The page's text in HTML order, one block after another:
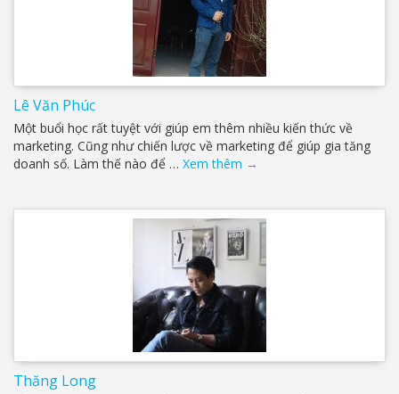
Lê Văn Phúc
Một buổi học rất tuyệt với giúp em thêm nhiều kiến thức về
marketing. Cũng như chiến lược về marketing để giúp gia tăng
doanh số. Làm thế nào để … Xem thêm →
Thăng Long